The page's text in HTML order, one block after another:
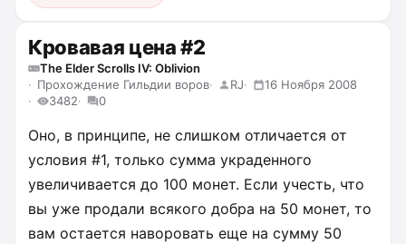
Кровавая цена #2
The Elder Scrolls IV: Oblivion
Прохождение Гильдии воров
RJ
16 Ноября 2008
3482
0
Оно, в принципе, не слишком отличается от
условия #1, только сумма украденного
увеличивается до 100 монет. Если учесть, что
вы уже продали всякого добра на 50 монет, то
вам остается наворовать еще на сумму 50